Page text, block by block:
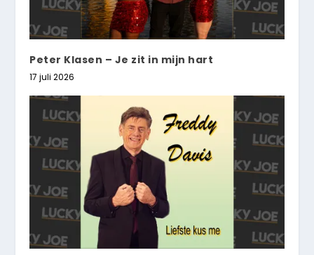
Peter Klasen – Je zit in mijn hart
17 juli 2026